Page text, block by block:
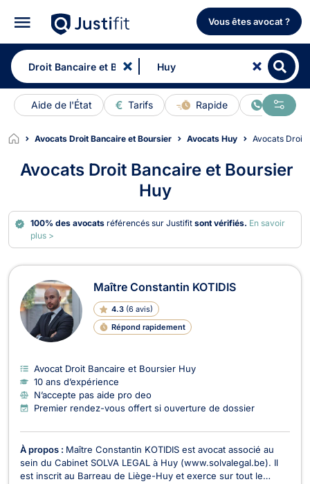
Vous êtes avocat ?
Aide de l'État Tarifs Rapide En ligne
Avocats Droit Bancaire et Boursier Avocats Huy Avocats
Avocats Droit Bancaire et Boursier
Huy
100% des avocats référencés sur Justifitsont vérifiés. En savoir
plus >
Avocats en Droit Bancaire et
Maître Constantin KOTIDIS
4.3 (6 avis)
Répond rapidement
Avocat Droit Bancaire et Boursier Huy
10 ans d’expérience
N’accepte pas aide pro deo
Premier rendez-vous offert si ouverture de dossier
À propos : Maître Constantin KOTIDIS est avocat associé au
sein du Cabinet SOLVA LEGAL à Huy (www.solvalegal.be). Il
est inscrit au Barreau de Liège-Huy et exerce sur tout le